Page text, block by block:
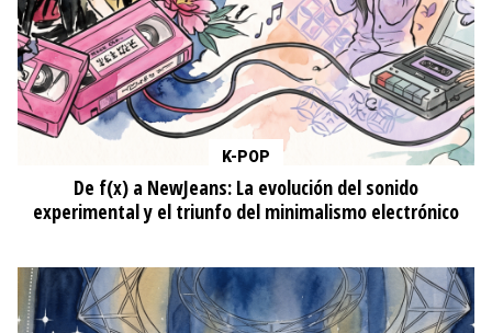
K-POP
De f(x) a NewJeans: La evolución del sonido
experimental y el triunfo del minimalismo electrónico